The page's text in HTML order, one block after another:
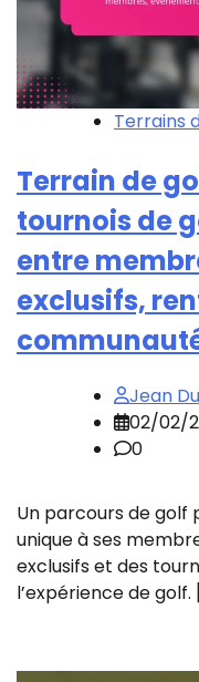
Terrains
Terrain de
tournois de
entre
exclusifs,
Jean
02/02/
0
Un parcours de golf
unique à ses
exclusifs et des
l’expérience de golf.